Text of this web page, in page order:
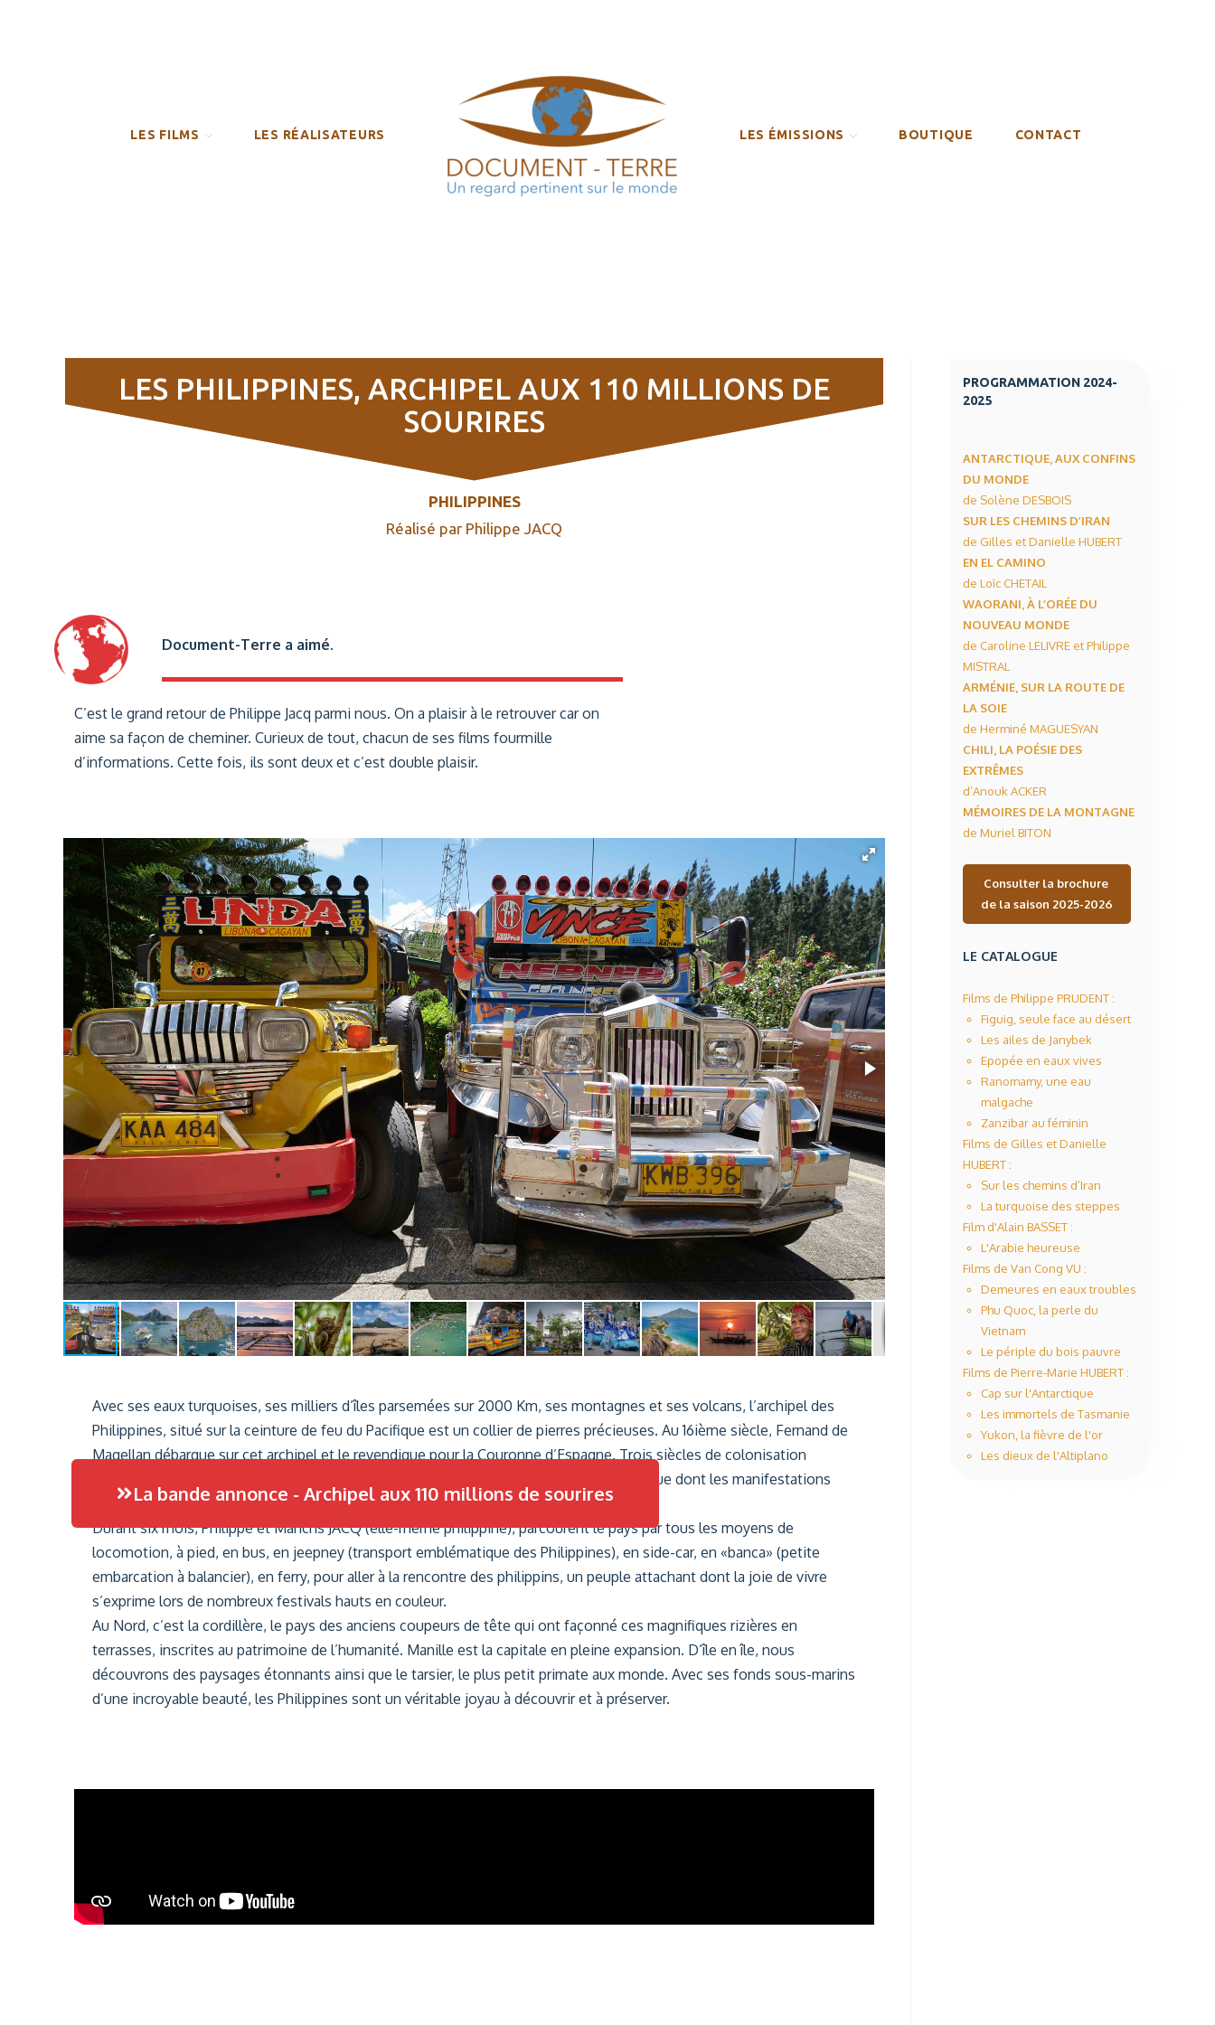
LES FILMS LES RÉALISATEURS LES ÉMISSIONS BOUTIQUE CONTACT
LES PHILIPPINES, ARCHIPEL AUX 110 MILLIONS DE
SOURIRES
PHILIPPINES
Réalisé par Philippe JACQ
Document-Terre a aimé.
C’est le grand retour de Philippe Jacq parmi nous. On a plaisir à le retrouver car on
aime sa façon de cheminer. Curieux de tout, chacun de ses films fourmille
d’informations. Cette fois, ils sont deux et c’est double plaisir.
Avec ses eaux turquoises, ses milliers d’îles parsemées sur 2000 Km, ses montagnes et ses volcans, l’archipel des
Philippines, situé sur la ceinture de feu du Pacifique est un collier de pierres précieuses. Au 16ième siècle, Fernand de
Magellan débarque sur cet archipel et le revendique pour la Couronne d’Espagne. Trois siècles de colonisation
espagnole font aujourd’hui des Philippines le seul pays d’Asie majoritairement catholique dont les manifestations
religieuses tendent parfois vers des extrêmes.
Durant six mois, Philippe et Maricris JACQ (elle-même philippine), parcourent le pays par tous les moyens de
locomotion, à pied, en bus, en jeepney (transport emblématique des Philippines), en side-car, en «banca» (petite
embarcation à balancier), en ferry, pour aller à la rencontre des philippins, un peuple attachant dont la joie de vivre
s’exprime lors de nombreux festivals hauts en couleur.
Au Nord, c’est la cordillère, le pays des anciens coupeurs de tête qui ont façonné ces magnifiques rizières en
terrasses, inscrites au patrimoine de l’humanité. Manille est la capitale en pleine expansion. D’île en île, nous
découvrons des paysages étonnants ainsi que le tarsier, le plus petit primate aux monde. Avec ses fonds sous-marins
d’une incroyable beauté, les Philippines sont un véritable joyau à découvrir et à préserver.
La bande annonce - Archipel aux 110 millions de sourires
PROGRAMMATION 2024-
2025
ANTARCTIQUE, AUX CONFINS
DU MONDE
de Solène DESBOIS
SUR LES CHEMINS D’IRAN
de Gilles et Danielle HUBERT
EN EL CAMINO
de Loïc CHETAIL
WAORANI, À L’ORÉE DU
NOUVEAU MONDE
de Caroline LELIVRE et Philippe
MISTRAL
ARMÉNIE, SUR LA ROUTE DE
LA SOIE
de Herminé MAGUESYAN
CHILI, LA POÉSIE DES
EXTRÊMES
d’Anouk ACKER
MÉMOIRES DE LA MONTAGNE
de Muriel BITON
Consulter la brochure
de la saison 2025-2026
LE CATALOGUE
Films de Philippe PRUDENT :
Figuig, seule face au désert
Les ailes de Janybek
Epopée en eaux vives
Ranomamy, une eau
malgache
Zanzibar au féminin
Films de Gilles et Danielle
HUBERT :
Sur les chemins d’Iran
La turquoise des steppes
Film d'Alain BASSET :
L'Arabie heureuse
Films de Van Cong VU :
Demeures en eaux troubles
Phu Quoc, la perle du
Vietnam
Le périple du bois pauvre
Films de Pierre-Marie HUBERT :
Cap sur l'Antarctique
Les immortels de Tasmanie
Yukon, la fièvre de l'or
Les dieux de l'Altiplano